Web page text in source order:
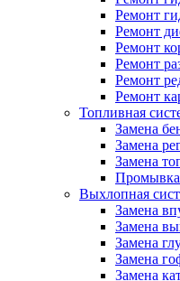
Ремонт
Ремонт
Ремонт
Ремонт
Ремонт
Ремонт
Топливная
Замена
Замена
Замена
Промывка
Выхлопная
Замена
Замена
Замена
Замена
Замена